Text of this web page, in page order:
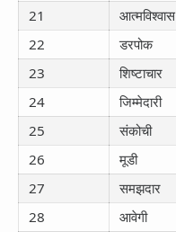
21
आत्मविश्वास
22
डरपोक
23
शिष्टाचार
24
जिम्मेदारी
25
संकोची
26
मूडी
27
समझदार
28
आवेगी